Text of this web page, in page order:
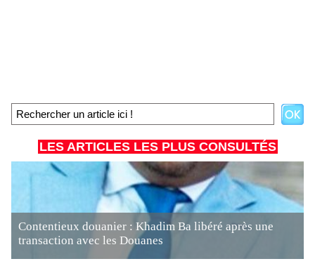
LES ARTICLES LES PLUS CONSULTÉS
Contentieux douanier : Khadim Ba libéré après une
transaction avec les Douanes